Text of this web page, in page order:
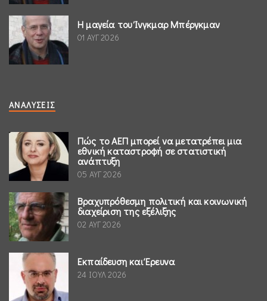
Η μαγεία του Ίνγκμαρ Μπέργκμαν
01 ΑΥΓ 2026
ΑΝΑΛΎΣΕΙΣ
Πώς το ΑΕΠ μπορεί να μετατρέπει μια
εθνική καταστροφή σε στατιστική
ανάπτυξη
05 ΑΥΓ 2026
Βραχυπρόθεσμη πολιτική και κοινωνική
διαχείριση της εξέλιξης
02 ΑΥΓ 2026
Εκπαίδευση και Έρευνα
24 ΙΟΥΛ 2026